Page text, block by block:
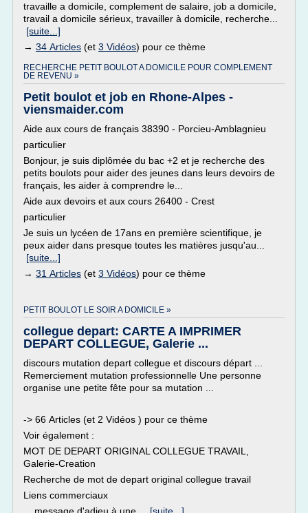
travaille a domicile, complement de salaire, job a domicile,
travail a domicile sérieux, travailler à domicile, recherche...
[suite...]
→ 34 Articles (et 3 Vidéos) pour ce thème
RECHERCHE PETIT BOULOT A DOMICILE POUR COMPLEMENT
DE REVENU »
Petit boulot et job en Rhone-Alpes -
viensmaider.com
Aide aux cours de français 38390 - Porcieu-Amblagnieu
particulier
Bonjour, je suis diplômée du bac +2 et je recherche des
petits boulots pour aider des jeunes dans leurs devoirs de
français, les aider à comprendre le...
Aide aux devoirs et aux cours 26400 - Crest
particulier
Je suis un lycéen de 17ans en première scientifique, je
peux aider dans presque toutes les matières jusqu'au...
[suite...]
→ 31 Articles (et 3 Vidéos) pour ce thème
PETIT BOULOT LE SOIR A DOMICILE »
collegue depart: CARTE A IMPRIMER
DEPART COLLEGUE, Galerie ...
discours mutation depart collegue et discours départ ...
Remerciement mutation professionnelle Une personne
organise une petite fête pour sa mutation ...
-> 66 Articles (et 2 Vidéos ) pour ce thème
Voir également :
MOT DE DEPART ORIGINAL COLLEGUE TRAVAIL,
Galerie-Creation
Recherche de mot de depart original collegue travail
Liens commerciaux